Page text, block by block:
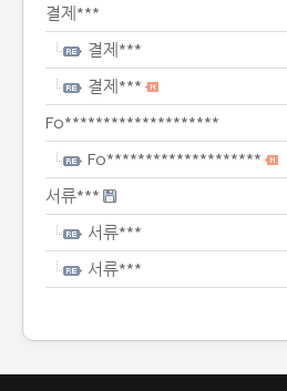
결제***
결제***
결제***
Fo********************
Fo********************
서류***
서류***
서류***